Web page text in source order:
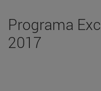
Programa
2017